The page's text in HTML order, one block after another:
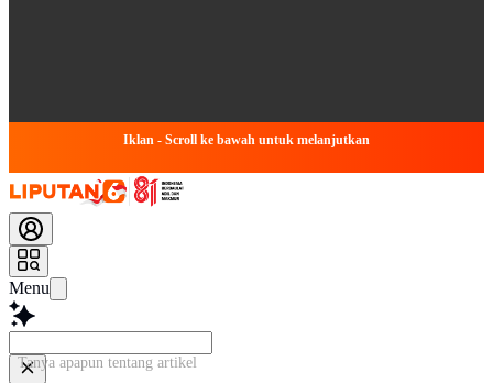
Iklan - Scroll ke bawah untuk melanjutkan
Menu
Tanya apapun tentang artikel ini...